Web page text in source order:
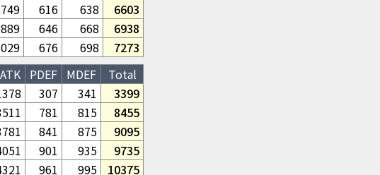
616 638
6603
646 668
6938
676 698
7273
PDEF MDEF
Total
307 341
3399
781 815
8455
841 875
9095
901 935
9735
961 995
10375